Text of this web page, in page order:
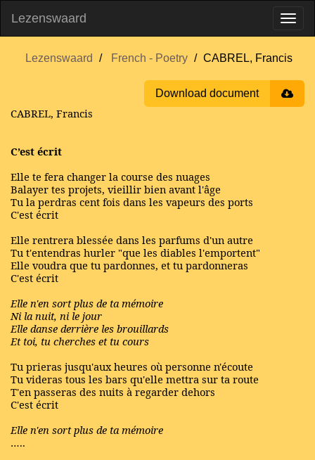
Lezenswaard
Lezenswaard French - Poetry CABREL, Francis
Download document
CABREL, Francis
C’est écrit
Elle te fera changer la course des nuages
Balayer tes projets, vieillir bien avant l'âge
Tu la perdras cent fois dans les vapeurs des ports
C'est écrit
Elle rentrera blessée dans les parfums d'un autre
Tu t'entendras hurler "que les diables l'emportent"
Elle voudra que tu pardonnes, et tu pardonneras
C'est écrit
Elle n'en sort plus de ta mémoire
Ni la nuit, ni le jour
Elle danse derrière les brouillards
Et toi, tu cherches et tu cours
Tu prieras jusqu'aux heures où personne n'écoute
Tu videras tous les bars qu'elle mettra sur ta route
T'en passeras des nuits à regarder dehors
C'est écrit
Elle n'en sort plus de ta mémoire
…..